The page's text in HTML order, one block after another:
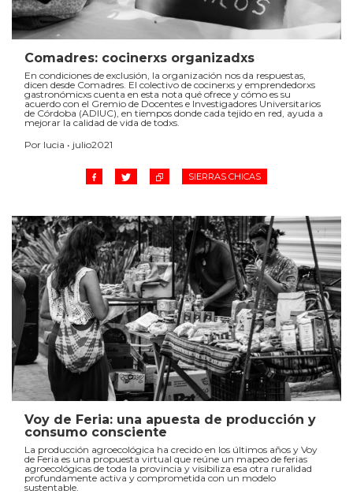
Comadres: cocinerxs organizadxs
En condiciones de exclusión, la organización nos da respuestas,
dicen desde Comadres. El colectivo de cocinerxs y emprendedorxs
gastronómicxs cuenta en esta nota qué ofrece y cómo es su
acuerdo con el Gremio de Docentes e Investigadores Universitarios
de Córdoba (ADIUC), en tiempos donde cada tejido en red, ayuda a
mejorar la calidad de vida de todxs.
Por lucia • julio2021
SIERRAS CHICAS
Voy de Feria: una apuesta de producción y
consumo consciente
La producción agroecológica ha crecido en los últimos años y Voy
de Feria es una propuesta virtual que reúne un mapeo de ferias
agroecológicas de toda la provincia y visibiliza esa otra ruralidad
profundamente activa y comprometida con un modelo
sustentable.